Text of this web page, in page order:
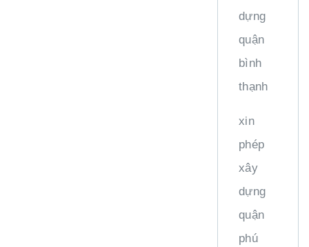
dựng
quận
bình
thạnh
xin
phép
xây
dựng
quận
phú